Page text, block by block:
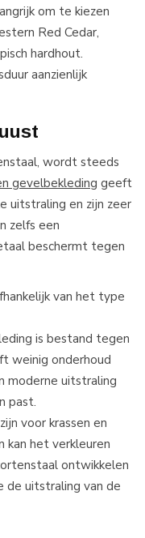
om te kiezen
Red Cedar,
hardhout.
aanzienlijk
wordt steeds
gevelbekleding geeft
uitstraling en zijn zeer
zelfs een
beschermt tegen
van het type
is bestand tegen
weinig onderhoud
moderne uitstraling
past.
voor krassen en
kan het verkleuren
ontwikkelen
de uitstraling van de